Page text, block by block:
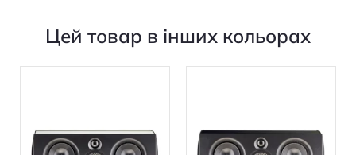
Дисплей Немає
Підключення Дротове з'єднання
Цей товар в інших кольорах